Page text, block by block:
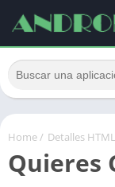
Home/ Detalles HTML
Quieres